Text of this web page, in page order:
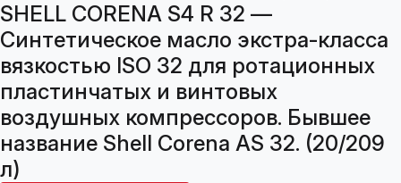
SHELL CORENA S4 R 32 —
Синтетическое масло экстра-класса
вязкостью ISO 32 для ротационных
пластинчатых и винтовых
воздушных компрессоров. Бывшее
название Shell Corena AS 32. (20/209
л)